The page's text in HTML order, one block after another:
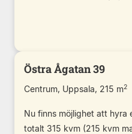
Östra Ågatan 39
Centrum, Uppsala, 215 m2
Nu finns möjlighet att hyra
totalt 315 kvm (215 kvm